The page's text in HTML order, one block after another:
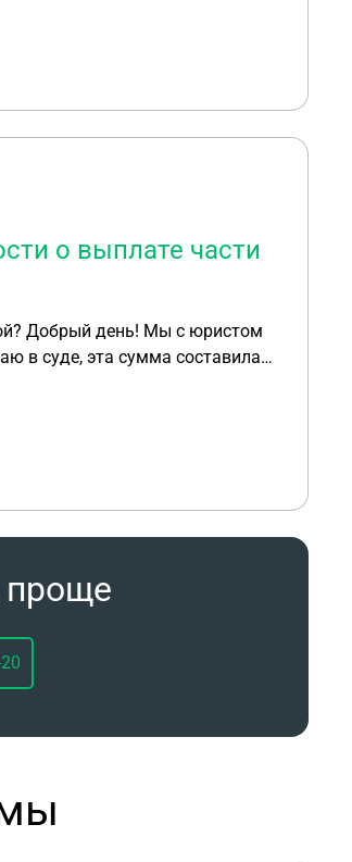
о выплате части
в суде, эта сумма составила
иске), после чего юрист
документах нашла ошибки,
проще